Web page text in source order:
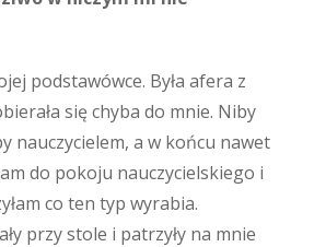
podstawówce. Była afera z
się chyba do mnie. Niby
nauczycielem, a w końcu nawet
do pokoju nauczycielskiego i
co ten typ wyrabia.
przy stole i patrzyły na mnie